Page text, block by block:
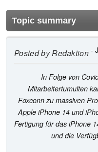
Topic summary
Posted byRedaktion-
In Folge von
Mitarbeitertumulten
Foxconn zu massiven
Apple iPhone 14 und
Fertigung für das iPhone
und die